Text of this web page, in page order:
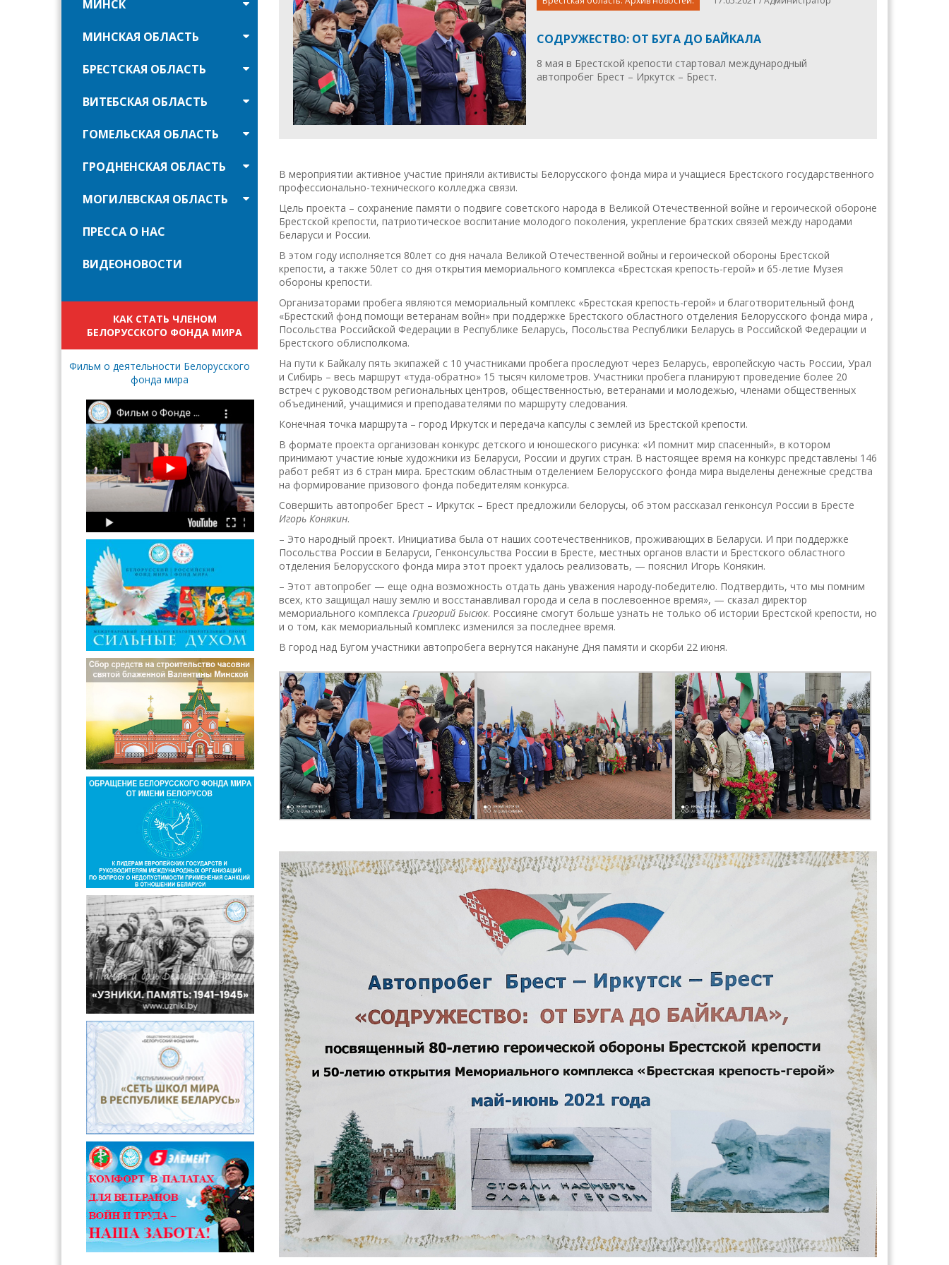
МИНСК
МИНСКАЯ ОБЛАСТЬ
БРЕСТСКАЯ ОБЛАСТЬ
ВИТЕБСКАЯ ОБЛАСТЬ
ГОМЕЛЬСКАЯ ОБЛАСТЬ
ГРОДНЕНСКАЯ ОБЛАСТЬ
МОГИЛЕВСКАЯ ОБЛАСТЬ
ПРЕССА О НАС
ВИДЕОНОВОСТИ
КАК СТАТЬ ЧЛЕНОМ
БЕЛОРУССКОГО ФОНДА МИРА
Фильм о деятельности Белорусского
фонда мира
СОДРУЖЕСТВО: ОТ БУГА ДО БАЙКАЛА
8 мая в Брестской крепости стартовал международный
автопробег Брест – Иркутск – Брест.
В мероприятии активное участие приняли активисты Белорусского фонда мира и учащиеся Брестского государственного
профессионально-технического колледжа связи.
Цель проекта – сохранение памяти о подвиге советского народа в Великой Отечественной войне и героической обороне
Брестской крепости, патриотическое воспитание молодого поколения, укрепление братских связей между народами
Беларуси и России.
В этом году исполняется 80лет со дня начала Великой Отечественной войны и героической обороны Брестской
крепости, а также 50лет со дня открытия мемориального комплекса «Брестская крепость-герой» и 65-летие Музея
обороны крепости.
Организаторами пробега являются мемориальный комплекс «Брестская крепость-герой» и благотворительный фонд
«Брестский фонд помощи ветеранам войн» при поддержке Брестского областного отделения Белорусского фонда мира ,
Посольства Российской Федерации в Республике Беларусь, Посольства Республики Беларусь в Российской Федерации и
Брестского облисполкома.
На пути к Байкалу пять экипажей с 10 участниками пробега проследуют через Беларусь, европейскую часть России, Урал
и Сибирь – весь маршрут «туда-обратно» 15 тысяч километров. Участники пробега планируют проведение более 20
встреч с руководством региональных центров, общественностью, ветеранами и молодежью, членами общественных
объединений, учащимися и преподавателями по маршруту следования.
Конечная точка маршрута – город Иркутск и передача капсулы с землей из Брестской крепости.
В формате проекта организован конкурс детского и юношеского рисунка: «И помнит мир спасенный», в котором
принимают участие юные художники из Беларуси, России и других стран. В настоящее время на конкурс представлены 146
работ ребят из 6 стран мира. Брестским областным отделением Белорусского фонда мира выделены денежные средства
на формирование призового фонда победителям конкурса.
Совершить автопробег Брест – Иркутск – Брест предложили белорусы, об этом рассказал генконсул России в Бресте
Игорь Конякин.
– Это народный проект. Инициатива была от наших соотечественников, проживающих в Беларуси. И при поддержке
Посольства России в Беларуси, Генконсульства России в Бресте, местных органов власти и Брестского областного
отделения Белорусского фонда мира этот проект удалось реализовать, — пояснил Игорь Конякин.
– Этот автопробег — еще одна возможность отдать дань уважения народу-победителю. Подтвердить, что мы помним
всех, кто защищал нашу землю и восстанавливал города и села в послевоенное время», — сказал директор
мемориального комплекса Григорий Бысюк. Россияне смогут больше узнать не только об истории Брестской крепости, но
и о том, как мемориальный комплекс изменился за последнее время.
В город над Бугом участники автопробега вернутся накануне Дня памяти и скорби 22 июня.